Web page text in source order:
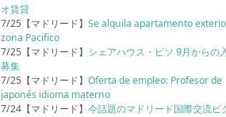
オ賃貸
7/25【マドリード】Se alquila apartamento
zona Pacifico
7/25【マドリード】 シェアハウス・ピソ 9月からの
募集
7/25【マドリード】Oferta de empleo: Profesor de
japonés idioma materno
7/24【マドリード】今話題のマドリード国際交流ピ